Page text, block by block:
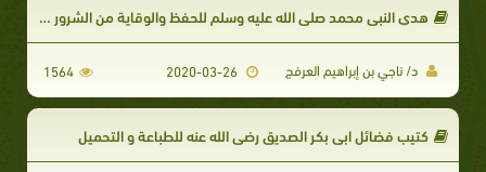
هدي النبي محمد صلى الله عليه وسلم للحفظ والوقاية من الشرور والأمراض والأوبئة
د/ ناجي بن إبراهيم العرفج 2020-03-26
1564
كتيب فضائل ابي بكر الصديق رضي الله عنه للطباعة و التحميل